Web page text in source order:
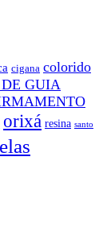
cigana colorido
GUIA
orixá resina santo